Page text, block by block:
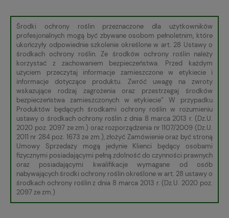
Środki ochrony roślin przeznaczone dla użytkowników
profesjonalnych mogą być zbywane osobom pełnoletnim, które
ukończyły odpowiednie szkolenie określone w art. 28 Ustawy o
środkach ochrony roślin. Ze środków ochrony roślin należy
korzystać z zachowaniem bezpieczeństwa. Przed każdym
użyciem przeczytaj informacje zamieszczone w etykiecie i
informacje dotyczące produktu. Zwróć uwagę na zwroty
wskazujące rodzaj zagrożenia oraz przestrzegaj środków
bezpieczeństwa zamieszczonych w etykiecie” W przypadku
Produktów będących środkami ochrony roślin w rozumieniu
ustawy o środkach ochrony roślin z dnia 8 marca 2013 r. (Dz.U.
2020 poz. 2097 ze zm.) oraz rozporządzenia nr 1107/2009 (Dz.U.
2011 nr 284 poz. 1673 ze zm.), złożyć Zamówienie oraz być stroną
Umowy Sprzedaży mogą jedynie Klienci będący osobami
fizycznymi posiadającymi pełną zdolność do czynności prawnych
oraz posiadającymi kwalifikacje wymagane od osób
nabywających środki ochrony roślin określone w art. 28 ustawy o
środkach ochrony roślin z dnia 8 marca 2013 r. (Dz.U. 2020 poz.
2097 ze zm.)